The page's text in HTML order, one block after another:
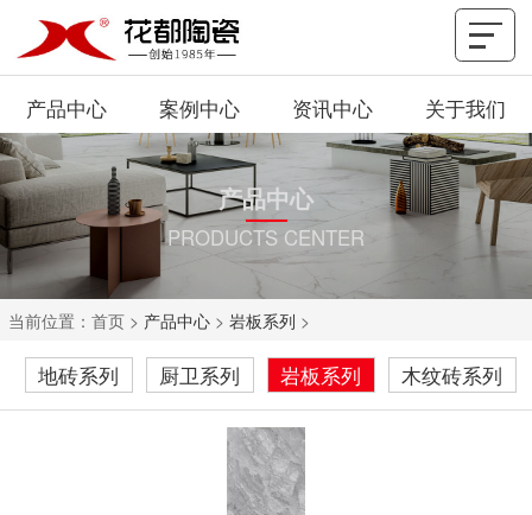
产品中心 案例中心 资讯中心 关于我们
产品中心
PRODUCTS CENTER
当前位置： 首页 > 产品中心 > 岩板系列 >
地砖系列 厨卫系列 岩板系列 木纹砖系列